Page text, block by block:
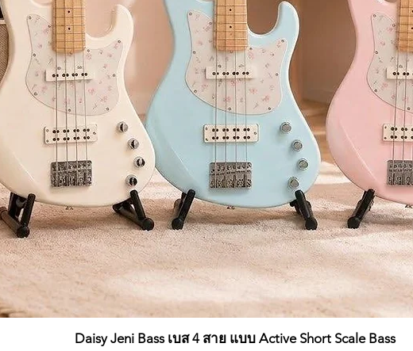
Daisy Jeni Bass เบส 4 สาย แบบ Active Short Scale Bass